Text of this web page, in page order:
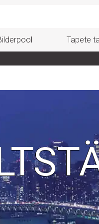
Tapete